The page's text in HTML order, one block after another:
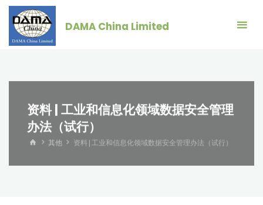
DAMA China Limited
资料 | 工业和信息化领域数据安全管理
办法（试行）
首 其他 资料 | 工业和信息化领域数据安全管理办法（试行）